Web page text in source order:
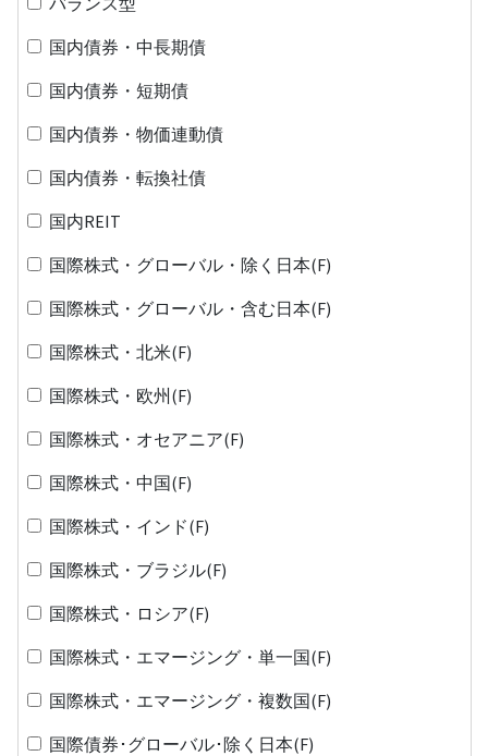
国内債券・中長期債
国内債券・短期債
国内債券・物価連動債
国内債券・転換社債
国内REIT
国際株式・グローバル・除く日本(F)
国際株式・グローバル・含む日本(F)
国際株式・北米(F)
国際株式・欧州(F)
国際株式・オセアニア(F)
国際株式・中国(F)
国際株式・インド(F)
国際株式・ブラジル(F)
国際株式・ロシア(F)
国際株式・エマージング・単一国(F)
国際株式・エマージング・複数国(F)
国際債券･グローバル･除く日本(F)